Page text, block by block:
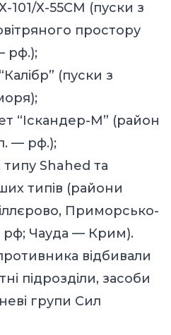
101/Х-55СМ (пуски з
простору
рф.);
(пуски з
“Іскандер-М” (район
— рф.);
Shahed та
типів (райони
Приморсько-
рф; Чауда — Крим).
відбивали
підрозділи, засоби
групи Сил